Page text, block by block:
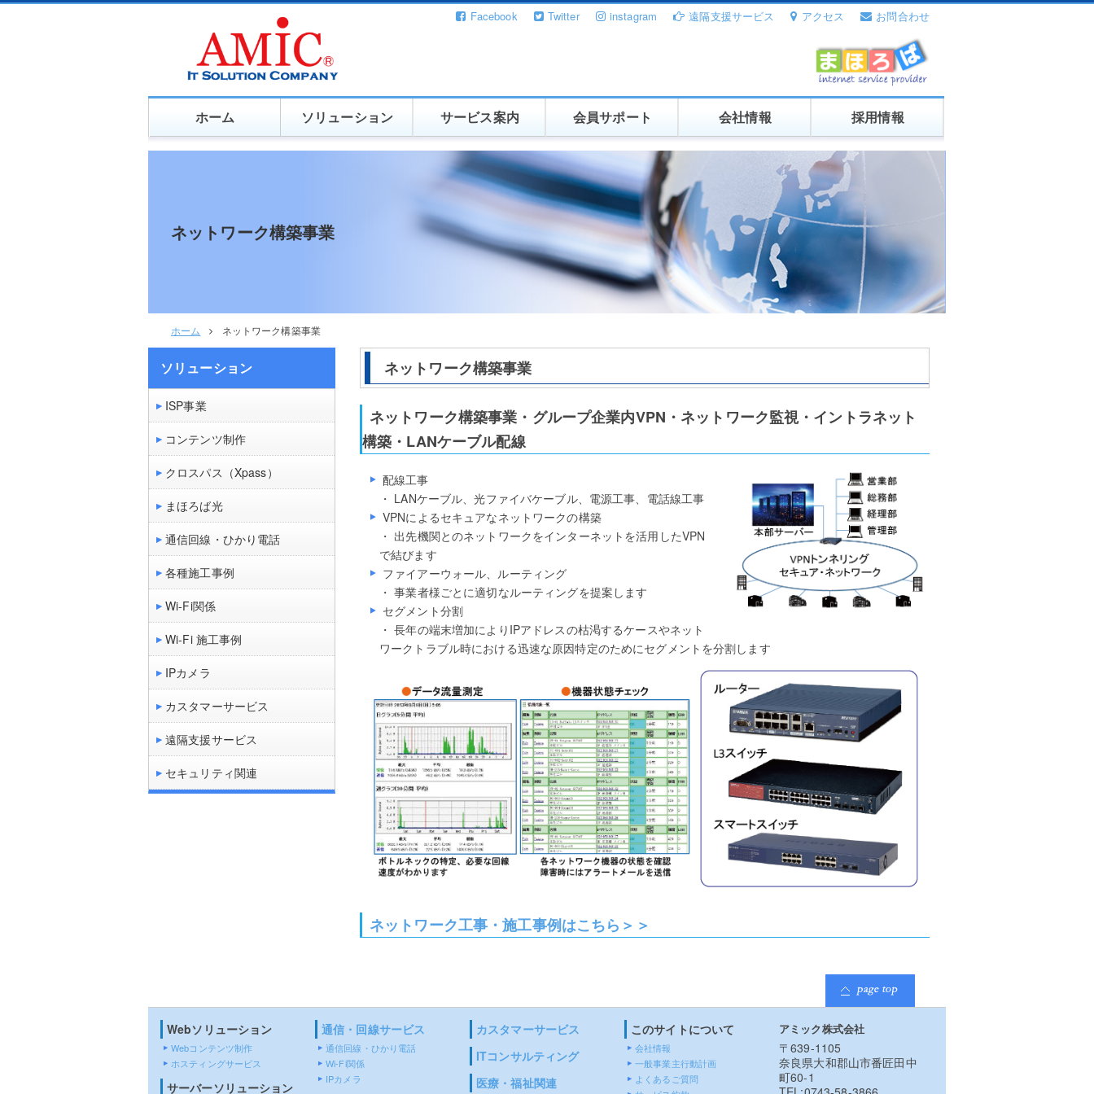
Facebook Twitter instagram 遠隔支援サービス アクセス お問合わせ
ホーム ソリューション サービス案内 会員サポート 会社情報 採用情報
ネットワーク構築事業
ホーム ネットワーク構築事業
ネットワーク構築事業
ネットワーク構築事業・グループ企業内VPN・ネットワーク監視・イントラネット
構築・LANケーブル配線
配線工事
・ LANケーブル、光ファイバケーブル、電源工事、電話線工事
VPNによるセキュアなネットワークの構築
・ 出先機関とのネットワークをインターネットを活用したVPN
で結びます
ファイアーウォール、ルーティング
・ 事業者様ごとに適切なルーティングを提案します
セグメント分割
・ 長年の端末増加によりIPアドレスの枯渇するケースやネット
ワークトラブル時における迅速な原因特定のためにセグメントを分割します
ネットワーク工事・施工事例はこちら＞＞
ソリューション
ISP事業
コンテンツ制作
クロスパス（Xpass）
まほろば光
通信回線・ひかり電話
各種施工事例
Wi-Fi関係
Wi-Fi 施工事例
IPカメラ
カスタマーサービス
遠隔支援サービス
セキュリティ関連
Webソリューション
Webコンテンツ制作
ホスティングサービス
サーバーソリューション
通信・回線サービス
通信回線・ひかり電話
Wi-Fi関係
IPカメラ
カスタマーサービス
ITコンサルティング
医療・福祉関連
このサイトについて
会社情報
一般事業主行動計画
よくあるご質問
アミック株式会社
〒639-1105
奈良県大和郡山市番匠田中
町60-1